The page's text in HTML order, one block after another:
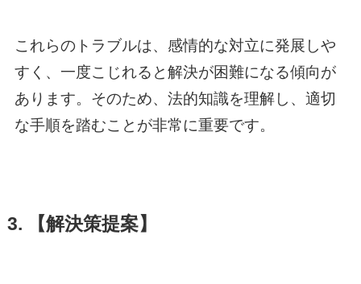
これらのトラブルは、感情的な対立に発展しや
すく、一度こじれると解決が困難になる傾向が
あります。そのため、法的知識を理解し、適切
な手順を踏むことが非常に重要です。
3. 【解決策提案】